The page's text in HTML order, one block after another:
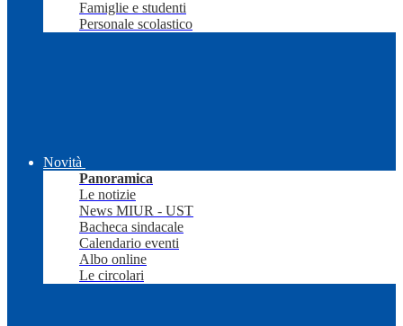
Famiglie e studenti
Personale scolastico
Novità
Panoramica
Le notizie
News MIUR - UST
Bacheca sindacale
Calendario eventi
Albo online
Le circolari